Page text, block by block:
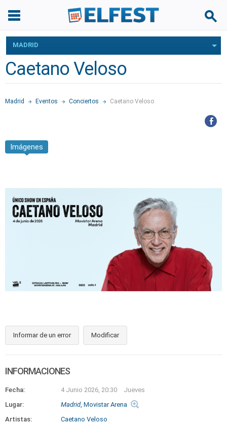
MADRID
Caetano Veloso
Madrid Eventos Conciertos Caetano Veloso
Imágenes
Informar de un error Modificar
INFORMACIONES
Fecha: 4 Junio 2026, 20:30
Jueves
Lugar:
Madrid, Movistar Arena
Artistas:
Caetano Veloso